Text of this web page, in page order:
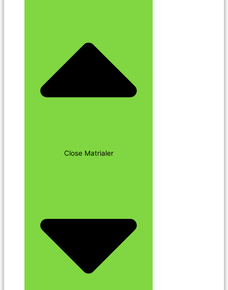
Close Matrialer